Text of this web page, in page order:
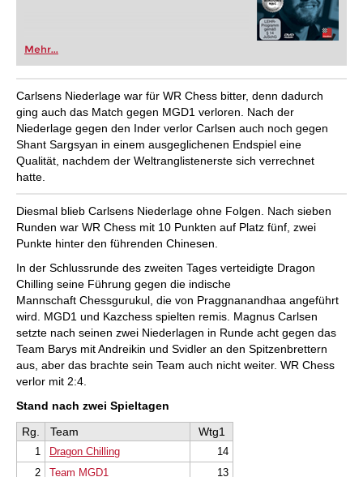
Mehr...
Carlsens Niederlage war für WR Chess bitter, denn dadurch
ging auch das Match gegen MGD1 verloren. Nach der
Niederlage gegen den Inder verlor Carlsen auch noch gegen
Shant Sargsyan in einem ausgeglichenen Endspiel eine
Qualität, nachdem der Weltranglistenerste sich verrechnet
hatte.
Diesmal blieb Carlsens Niederlage ohne Folgen. Nach sieben
Runden war WR Chess mit 10 Punkten auf Platz fünf, zwei
Punkte hinter den führenden Chinesen.
In der Schlussrunde des zweiten Tages verteidigte Dragon
Chilling seine Führung gegen die indische
Mannschaft Chessgurukul, die von Praggnanandhaa angeführt
wird. MGD1 und Kazchess spielten remis. Magnus Carlsen
setzte nach seinen zwei Niederlagen in Runde acht gegen das
Team Barys mit Andreikin und Svidler an den Spitzenbrettern
aus, aber das brachte sein Team auch nicht weiter. WR Chess
verlor mit 2:4.
Stand nach zwei Spieltagen
Rg.
Team Wtg1
1 Dragon Chilling
14
2
Team MGD1 13